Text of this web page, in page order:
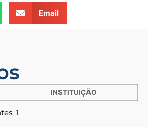
Email
INSTITUIÇÃO
1